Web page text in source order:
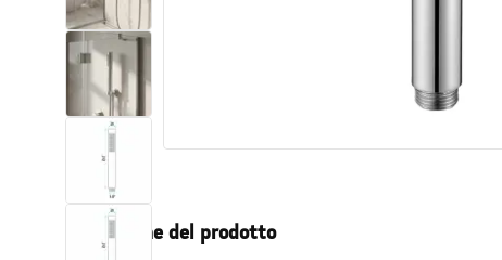
Rubinetti da bagno
Set doccia
Descrizione del prodotto